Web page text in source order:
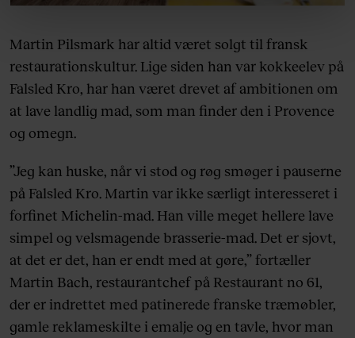
behandling af dine personoplysninger i forbindelse
hermed i både vores
privatlivspolitik cookiepolitik
Martin Pilsmark har altid været solgt til fransk
restaurationskultur. Lige siden han var kokkeelev på
Falsled Kro, har han været drevet af ambitionen om
at lave landlig mad, som man finder den i Provence
og omegn.
”Jeg kan huske, når vi stod og røg smøger i pauserne
på Falsled Kro. Martin var ikke særligt interesseret i
forfinet Michelin-mad. Han ville meget hellere lave
simpel og velsmagende brasserie-mad. Det er sjovt,
at det er det, han er endt med at gøre,” fortæller
Martin Bach, restaurantchef på Restaurant no 61,
der er indrettet med patinerede franske træmøbler,
gamle reklameskilte i emalje og en tavle, hvor man